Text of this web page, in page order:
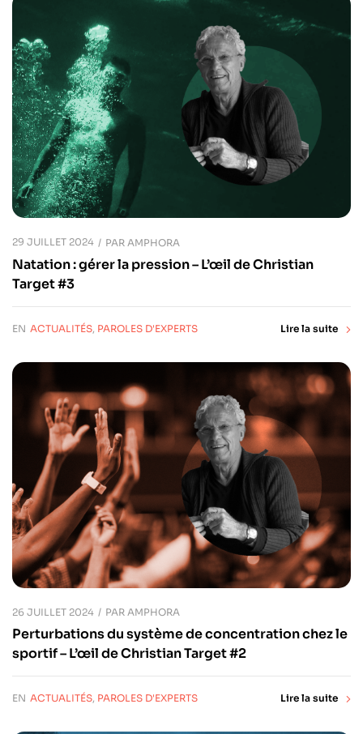
29 JUILLET 2024 PAR AMPHORA
Natation : gérer la pression – L’œil de Christian
Target #3
EN ACTUALITÉS, PAROLES D'EXPERTS Lire la suite
26 JUILLET 2024 PAR AMPHORA
Perturbations du système de concentration chez le
sportif – L’œil de Christian Target #2
EN ACTUALITÉS, PAROLES D'EXPERTS Lire la suite